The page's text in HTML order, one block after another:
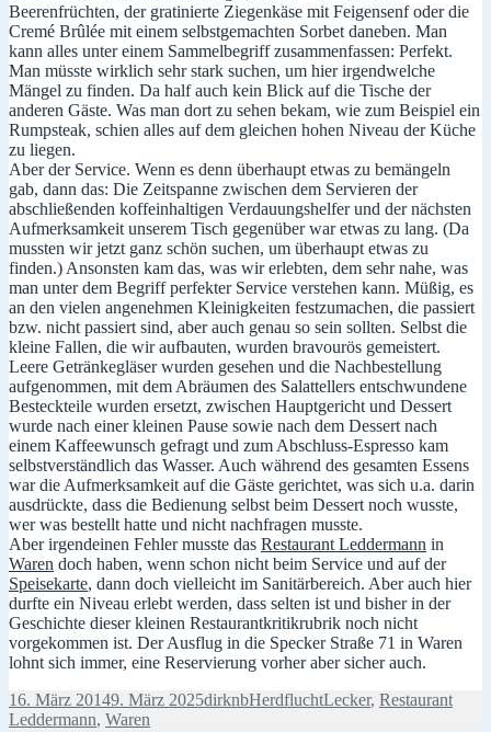
Beerenfrüchten, der gratinierte Ziegenkäse mit Feigensenf oder die
Cremé Brûlée mit einem selbstgemachten Sorbet daneben. Man
kann alles unter einem Sammelbegriff zusammenfassen: Perfekt.
Man müsste wirklich sehr stark suchen, um hier irgendwelche
Mängel zu finden. Da half auch kein Blick auf die Tische der
anderen Gäste. Was man dort zu sehen bekam, wie zum Beispiel ein
Rumpsteak, schien alles auf dem gleichen hohen Niveau der Küche
zu liegen.
Aber der Service. Wenn es denn überhaupt etwas zu bemängeln
gab, dann das: Die Zeitspanne zwischen dem Servieren der
abschließenden koffeinhaltigen Verdauungshelfer und der nächsten
Aufmerksamkeit unserem Tisch gegenüber war etwas zu lang. (Da
mussten wir jetzt ganz schön suchen, um überhaupt etwas zu
finden.) Ansonsten kam das, was wir erlebten, dem sehr nahe, was
man unter dem Begriff perfekter Service verstehen kann. Müßig, es
an den vielen angenehmen Kleinigkeiten festzumachen, die passiert
bzw. nicht passiert sind, aber auch genau so sein sollten. Selbst die
kleine Fallen, die wir aufbauten, wurden bravourös gemeistert.
Leere Getränkegläser wurden gesehen und die Nachbestellung
aufgenommen, mit dem Abräumen des Salattellers entschwundene
Besteckteile wurden ersetzt, zwischen Hauptgericht und Dessert
wurde nach einer kleinen Pause sowie nach dem Dessert nach
einem Kaffeewunsch gefragt und zum Abschluss-Espresso kam
selbstverständlich das Wasser. Auch während des gesamten Essens
war die Aufmerksamkeit auf die Gäste gerichtet, was sich u.a. darin
ausdrückte, dass die Bedienung selbst beim Dessert noch wusste,
wer was bestellt hatte und nicht nachfragen musste.
Aber irgendeinen Fehler musste das Restaurant Leddermann in
Waren doch haben, wenn schon nicht beim Service und auf der
Speisekarte, dann doch vielleicht im Sanitärbereich. Aber auch hier
durfte ein Niveau erlebt werden, dass selten ist und bisher in der
Geschichte dieser kleinen Restaurantkritikrubrik noch nicht
vorgekommen ist. Der Ausflug in die Specker Straße 71 in Waren
lohnt sich immer, eine Reservierung vorher aber sicher auch.
Veröffentlicht
am
16. März 20149. März 2025Autor
dirknbKategorien
HerdfluchtSchlagwörter
Lecker, Restaurant
Leddermann, Waren